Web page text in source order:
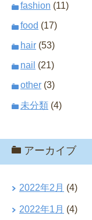
fashion (11)
food (17)
hair (53)
nail (21)
other (3)
未分類 (4)
アーカイブ
2022年2月 (4)
2022年1月 (4)